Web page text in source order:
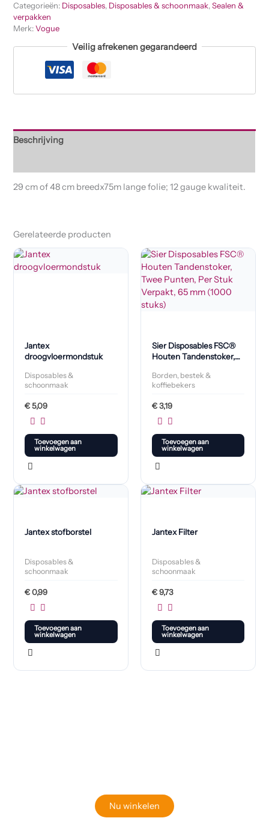
Categorieën: Disposables, Disposables & schoonmaak,Sealen &
verpakken
Merk:Vogue
Veilig afrekenen gegarandeerd
Beschrijving
29 cm of 48 cm breedx75m lange folie; 12 gauge kwaliteit.
Gerelateerde producten
Jantex
droogvloermondstuk
Disposables &
schoonmaak
€5,09
Toevoegen aan
winkelwagen
Sier Disposables FSC®
Houten Tandenstoker,
Verpakt, 65 mm (1000
stuks)
Borden, bestek &
koffiebekers
€3,19
Toevoegen aan
winkelwagen
Jantex stofborstel
Disposables &
schoonmaak
€0,99
Toevoegen aan
winkelwagen
Jantex Filter
Disposables &
schoonmaak
€9,73
Toevoegen aan
winkelwagen
Nu winkelen